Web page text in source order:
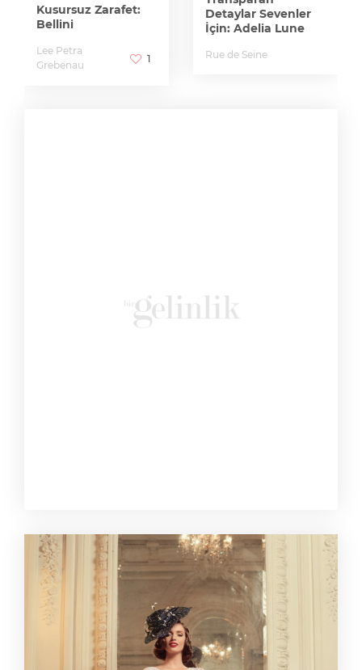
Kusursuz Zarafet:
Bellini
Lee Petra
Grebenau
1
Detaylar Sevenler
İçin: Adelia Lune
Rue de Seine